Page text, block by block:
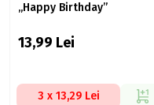
„Happy Birthday”
13,99 Lei
3 x 13,29 Lei